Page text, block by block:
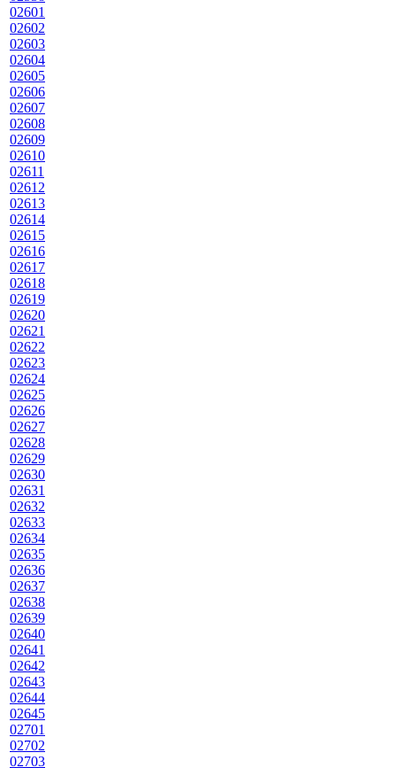
02601
02602
02603
02604
02605
02606
02607
02608
02609
02610
02611
02612
02613
02614
02615
02616
02617
02618
02619
02620
02621
02622
02623
02624
02625
02626
02627
02628
02629
02630
02631
02632
02633
02634
02635
02636
02637
02638
02639
02640
02641
02642
02643
02644
02645
02701
02702
02703